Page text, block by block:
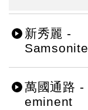
新秀麗 -
Samsonite
萬國通路 -
eminent